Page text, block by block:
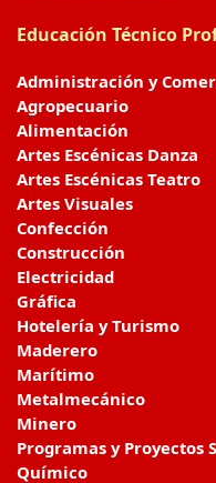
Educación Técnico
Administración y
Agropecuario
Alimentación
Artes Escénicas Danza
Artes Escénicas Teatro
Artes Visuales
Confección
Construcción
Electricidad
Gráfica
Hotelería y Turismo
Maderero
Marítimo
Metalmecánico
Minero
Programas y Proyectos
Químico